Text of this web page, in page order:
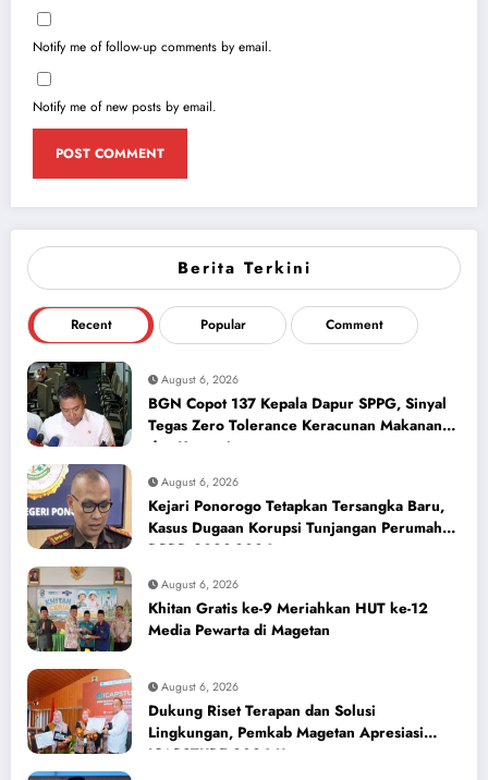
Berita Terkini
Recent Popular Comment
August 6, 2026
BGN Copot 137 Kepala Dapur SPPG, Sinyal
Tegas Zero Tolerance Keracunan Makanan
dan Korupsi
August 6, 2026
Kejari Ponorogo Tetapkan Tersangka Baru,
Kasus Dugaan Korupsi Tunjangan Perumahan
DPRD 2023-2026
August 6, 2026
Khitan Gratis ke-9 Meriahkan HUT ke-12
Media Pewarta di Magetan
August 6, 2026
Dukung Riset Terapan dan Solusi
Lingkungan, Pemkab Magetan Apresiasi
ICAPSTURE 2026 Unesa
Notify me of follow-up comments by email.
Notify me of new posts by email.